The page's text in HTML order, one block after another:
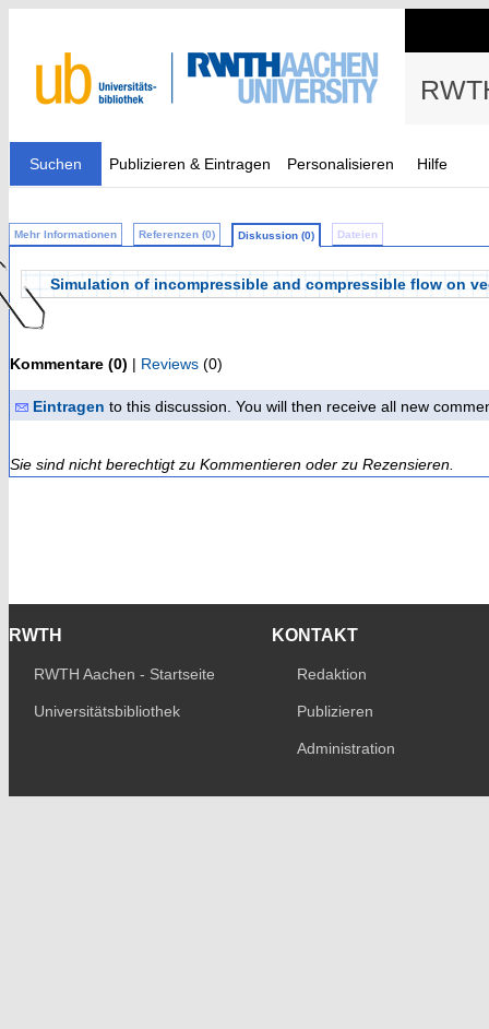
Suchen Publizieren & Eintragen Personalisieren Hilfe
Mehr Informationen Referenzen (0) Diskussion (0) Dateien
Simulation of incompressible and compressible flow on
Kommentare (0) | Reviews (0)
Eintragen to this discussion. You will then receive all new
Sie sind nicht berechtigt zu Kommentieren oder zu Rezensieren.
RWTH
RWTH Aachen - Startseite
Universitätsbibliothek
KONTAKT
Redaktion
Publizieren
Administration